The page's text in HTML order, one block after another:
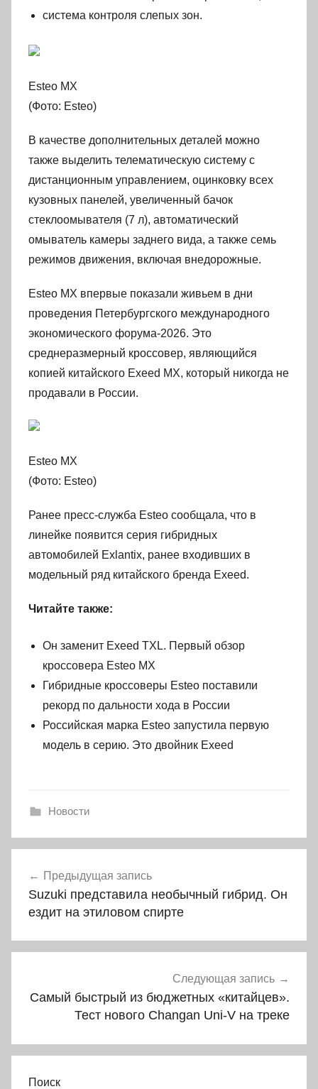
система контроля слепых зон.
Esteo MX
(Фото: Esteo)
В качестве дополнительных деталей можно
также выделить телематическую систему с
дистанционным управлением, оцинковку всех
кузовных панелей, увеличенный бачок
стеклоомывателя (7 л), автоматический
омыватель камеры заднего вида, а также семь
режимов движения, включая внедорожные.
Esteo MX впервые показали живьем в дни
проведения Петербургского международного
экономического форума-2026. Это
среднеразмерный кроссовер, являющийся
копией китайского Exeed MX, который никогда не
продавали в России.
Esteo MX
(Фото: Esteo)
Ранее пресс-служба Esteo сообщала, что в
линейке появится серия гибридных
автомобилей Exlantix, ранее входивших в
модельный ряд китайского бренда Exeed.
Читайте также:
Он заменит Exeed TXL. Первый обзор
кроссовера Esteo MX
Гибридные кроссоверы Esteo поставили
рекорд по дальности хода в России
Российская марка Esteo запустила первую
модель в серию. Это двойник Exeed
Новости
по
записям
Предыдущая запись
Suzuki представила необычный гибрид. Он
ездит на этиловом спирте
Следующая запись
Самый быстрый из бюджетных «китайцев».
Тест нового Changan Uni-V на треке
Поиск